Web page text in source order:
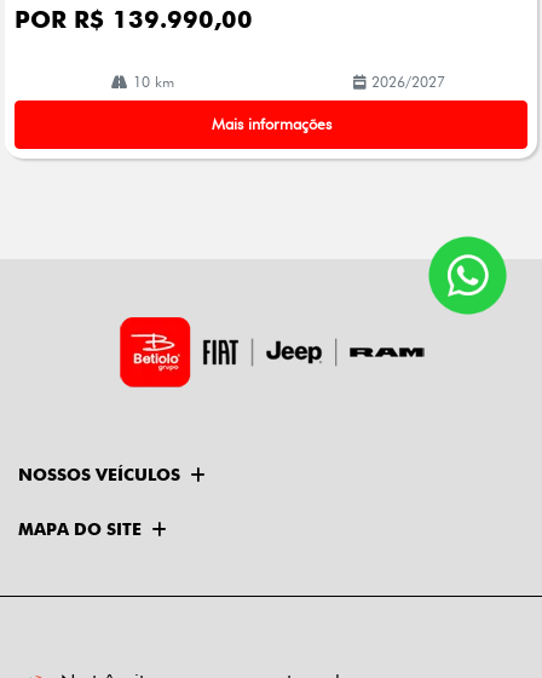
POR R$ 139.990,00
10 km 2026/2027
Mais informações
NOSSOS VEÍCULOS
MAPA DO SITE